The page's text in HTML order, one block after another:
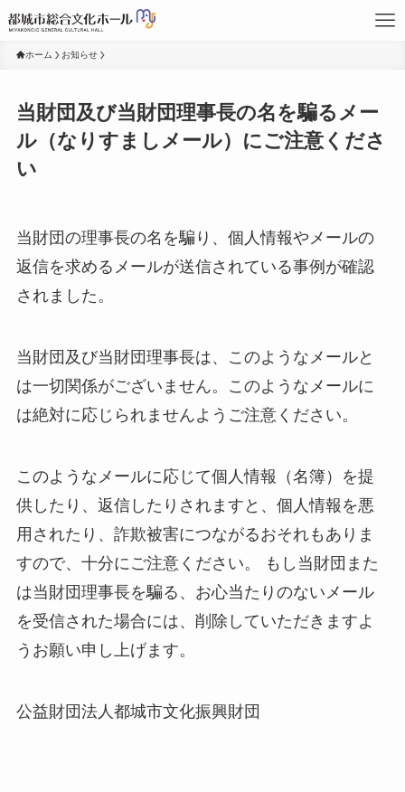
ホーム お知らせ
当財団及び当財団理事長の名を騙るメー
ル（なりすましメール）にご注意くださ
い
当財団の理事長の名を騙り、個人情報やメールの
返信を求めるメールが送信されている事例が確認
されました。
当財団及び当財団理事長は、このようなメールと
は一切関係がございません。このようなメールに
は絶対に応じられませんようご注意ください。
このようなメールに応じて個人情報（名簿）を提
供したり、返信したりされますと、個人情報を悪
用されたり、詐欺被害につながるおそれもありま
すので、十分にご注意ください。 もし当財団また
は当財団理事長を騙る、お心当たりのないメール
を受信された場合には、削除していただきますよ
うお願い申し上げます。
公益財団法人都城市文化振興財団